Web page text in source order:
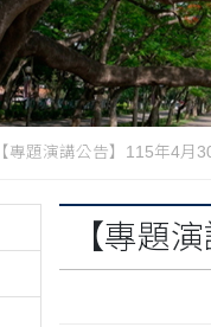
【專題演講公告】115年4月
【專題